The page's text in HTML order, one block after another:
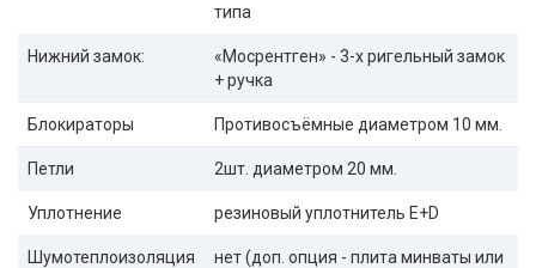
типа
Нижний замок:
«Мосрентген» - 3-х ригельный замок
+ ручка
Блокираторы Противосъёмные диаметром 10 мм.
Петли 2шт. диаметром 20 мм.
Уплотнение резиновый уплотнитель E+D
Шумотеплоизоляция
нет (доп. опция - плита минваты или